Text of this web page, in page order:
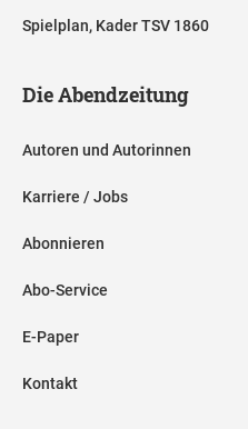
Spielplan, Kader TSV 1860
Die Abendzeitung
Autoren und Autorinnen
Karriere / Jobs
Abonnieren
Abo-Service
E-Paper
Kontakt